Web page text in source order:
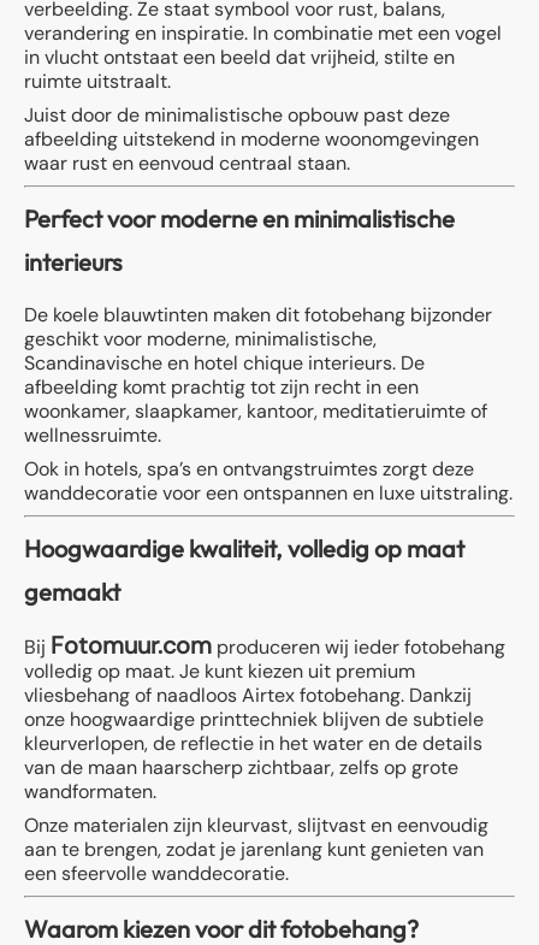
verbeelding. Ze staat symbool voor rust, balans,
verandering en inspiratie. In combinatie met een vogel
in vlucht ontstaat een beeld dat vrijheid, stilte en
ruimte uitstraalt.
Juist door de minimalistische opbouw past deze
afbeelding uitstekend in moderne woonomgevingen
waar rust en eenvoud centraal staan.
Perfect voor moderne en minimalistische
interieurs
De koele blauwtinten maken dit fotobehang bijzonder
geschikt voor moderne, minimalistische,
Scandinavische en hotel chique interieurs. De
afbeelding komt prachtig tot zijn recht in een
woonkamer, slaapkamer, kantoor, meditatieruimte of
wellnessruimte.
Ook in hotels, spa’s en ontvangstruimtes zorgt deze
wanddecoratie voor een ontspannen en luxe uitstraling.
Hoogwaardige kwaliteit, volledig op maat
gemaakt
Bij Fotomuur.com produceren wij ieder fotobehang
volledig op maat. Je kunt kiezen uit premium
vliesbehang of naadloos Airtex fotobehang. Dankzij
onze hoogwaardige printtechniek blijven de subtiele
kleurverlopen, de reflectie in het water en de details
van de maan haarscherp zichtbaar, zelfs op grote
wandformaten.
Onze materialen zijn kleurvast, slijtvast en eenvoudig
aan te brengen, zodat je jarenlang kunt genieten van
een sfeervolle wanddecoratie.
Waarom kiezen voor dit fotobehang?